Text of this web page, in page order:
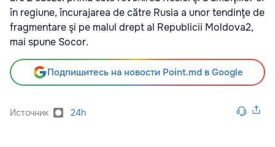
în regiune, încurajarea de către Rusia a unor tendinţe de
fragmentare şi pe malul drept al Republicii Moldova2,
mai spune Socor.
Подпишитесь на новости Point.md в Google
Источник 24h